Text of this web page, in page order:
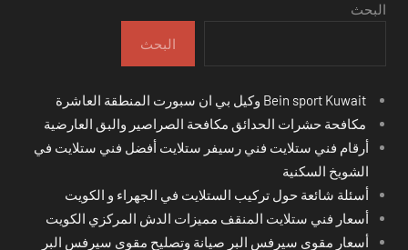
البحث
البحث
مكافحة حشرات الحدائق مكافحة الصراصير والبق العارضية
أرقام فني ستلايت فني رسيفر ستلايت أفضل فني ستلايت في
الشويخ السكنية
أسئلة شائعة حول تركيب الستلايت في الجهراء و الكويت
أسعار فني ستلايت المنقف مميزات الدش المركزي الكويت
أسعار مقوي سيرفس البر صيانة وتصليح مقوي سيرفس البر